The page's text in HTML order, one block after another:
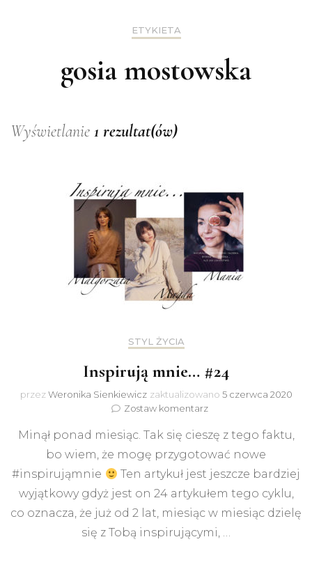
ETYKIETA
gosia mostowska
Wyświetlanie 1 rezultat(ów)
STYL ŻYCIA
Inspirują mnie… #24
przezWeronika Sienkiewicz zaktualizowano 5 czerwca 2020
Zostaw komentarzdo
mnie…
Minął ponad miesiąc. Tak się cieszę z tego faktu,
bo wiem, że mogę przygotować nowe
#inspirująmnie
Ten artykuł jest jeszcze bardziej
wyjątkowy gdyż jest on 24 artykułem tego cyklu,
co oznacza, że już od 2 lat, miesiąc w miesiąc dzielę
się z Tobą inspirującymi, …